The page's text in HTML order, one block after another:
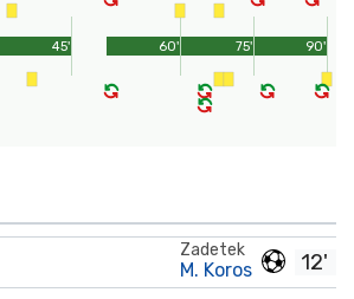
45' 90'
60' 75'
12'
Zadetek
M. Koros